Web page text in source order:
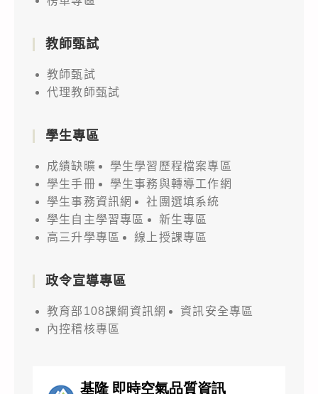
教師甄試
教師甄試
代理教師甄試
學生專區
成績缺曠
學生學習歷程檔案專區
學生手冊
學生事務與轉導工作網
學生事務資訊網
社團選填系統
學生自主學習專區
新生專區
高三升學專區
線上授課專區
政令宣導專區
教育部108課綱資訊網
資訊安全專區
內控稽核專區